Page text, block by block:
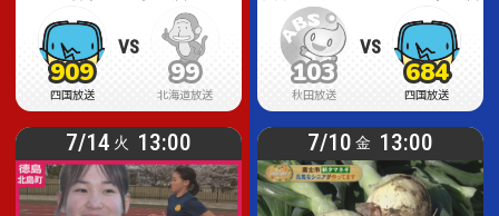
四国放送
909
909
909
北海道放送
99
99
99
VS
秋田放送
103
103
103
四国放送
684
684
684
VS
7/14 火 13:00 7/10 金 13:00